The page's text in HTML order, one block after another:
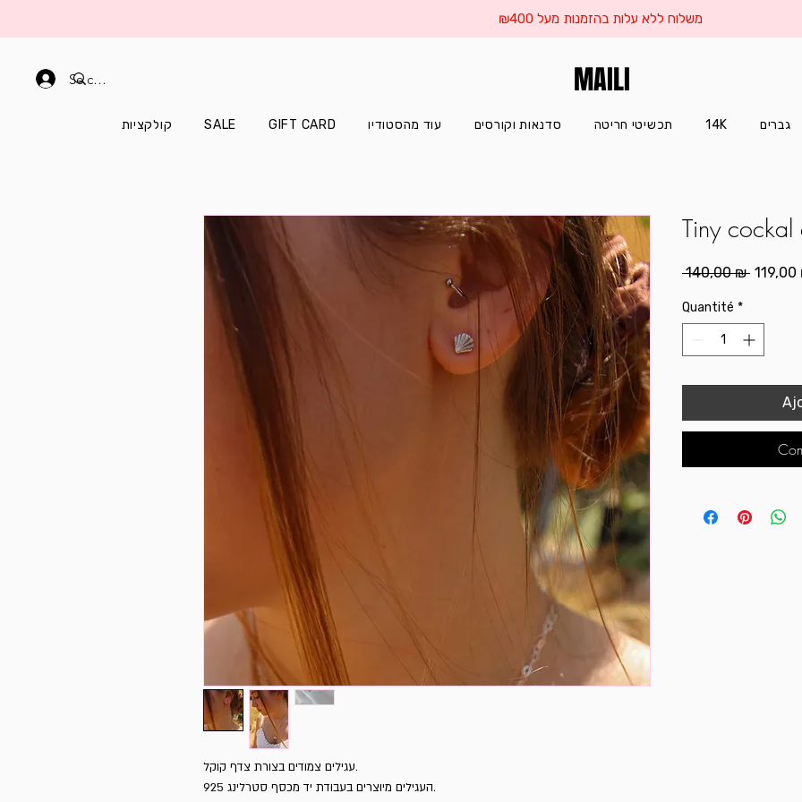
משלוח ללא עלות בהזמנות מעל ₪400
Se connecter MAILI
קולקציות SALE GIFT CARD עוד מהסטודיו סדנאות וקורסים תכשיטי חריטה 14K גברים
עגילים צמודים בצורת צדף קוקל.
העגילים מיוצרים בעבודת יד מכסף סטרלינג 925.
Tiny cockal
140,00 ₪ Prix
Quantité *